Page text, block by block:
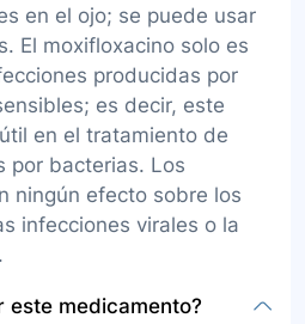
en el ojo; se puede usar
El moxifloxacino solo es
producidas por
es decir, este
en el tratamiento de
por bacterias. Los
ningún efecto sobre los
infecciones virales o la
este medicamento?